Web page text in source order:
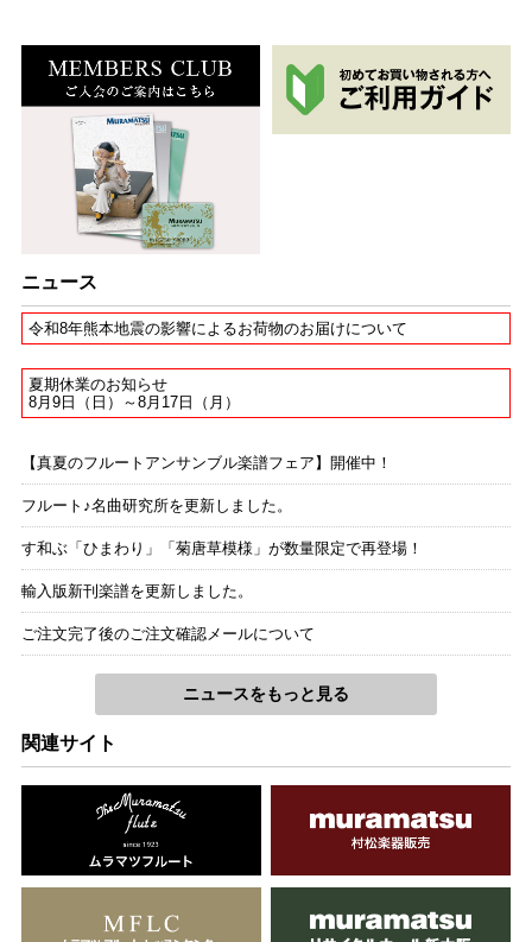
ニュース
令和8年熊本地震の影響によるお荷物のお届けについて
夏期休業のお知らせ
8月9日（日）～8月17日（月）
【真夏のフルートアンサンブル楽譜フェア】開催中！
フルート♪名曲研究所を更新しました。
す和ぶ「ひまわり」「菊唐草模様」が数量限定で再登場！
輸入版新刊楽譜を更新しました。
ご注文完了後のご注文確認メールについて
ニュースをもっと見る
関連サイト